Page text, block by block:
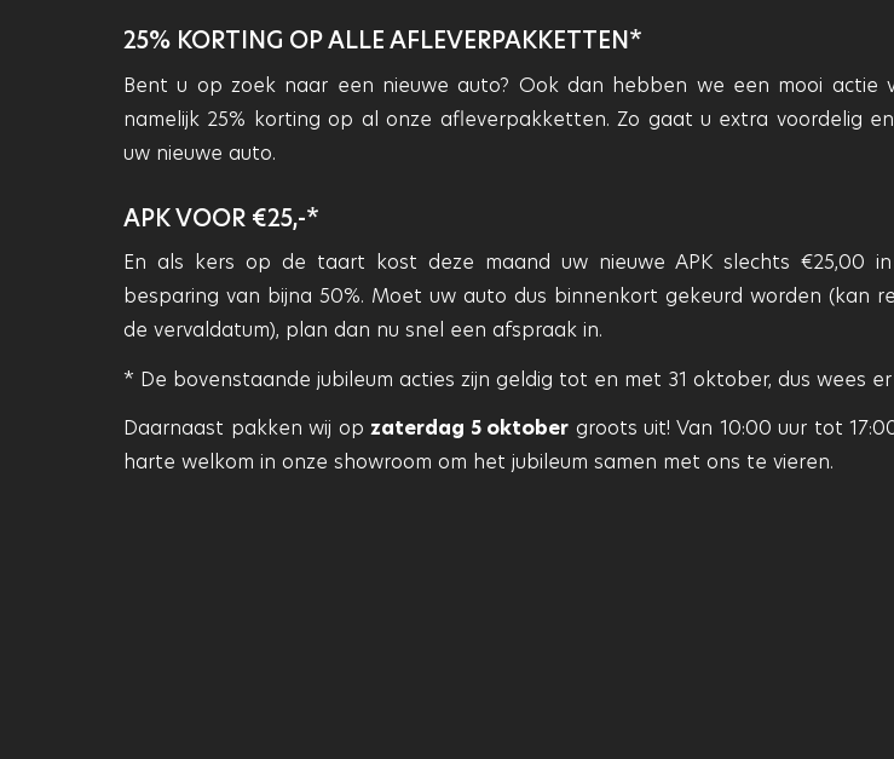
25% KORTING OP ALLE AFLEVERPAKKETTEN*
Bent u op zoek naar een nieuwe auto? Ook dan hebben we een mooi actie
namelijk 25% korting op al onze afleverpakketten. Zo gaat u extra voordelig
uw nieuwe auto.
APK VOOR €25,-*
En als kers op de taart kost deze maand uw nieuwe APK slechts €25,00
besparing van bijna 50%. Moet uw auto dus binnenkort gekeurd worden (kan
de vervaldatum), plan dan nu snel een afspraak in.
* De bovenstaande jubileum acties zijn geldig tot en met 31 oktober, dus wees
Daarnaast pakken wij opzaterdag 5 oktober groots uit! Van 10:00 uur tot
harte welkom in onze showroom om het jubileum samen met ons te vieren.